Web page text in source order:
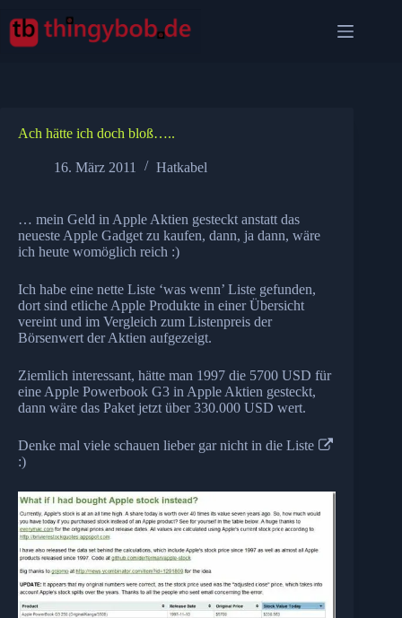
Inhalt
springen
Ach hätte ich doch bloß…..
16. März 2011 Hatkabel
… mein Geld in Apple Aktien gesteckt anstatt das
neueste Apple Gadget zu kaufen, dann, ja dann, wäre
ich heute womöglich reich :)
Ich habe eine nette Liste ‘was wenn’ Liste gefunden,
dort sind etliche Apple Produkte in einer Übersicht
vereint und im Vergleich zum Listenpreis der
Börsenwert der Aktien aufgezeigt.
Ziemlich interessant, hätte man 1997 die 5700 USD für
eine Apple Powerbook G3 in Apple Aktien gesteckt,
dann wäre das Paket jetzt über 330.000 USD wert.
Denke mal viele schauen lieber gar nicht in die Liste
:)